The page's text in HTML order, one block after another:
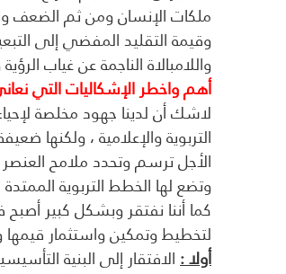
ملكات الإنسان ومن ثم الضعف
وقيمة التقليد المفضي إلى
واللامبالاة الناجمة عن غياب
أهم واخطر الإشكاليات التي
لاشك أن لدينا جهود مخلصة
التربوية والإعلامية ، ولكنها
الأجل ترسم وتحدد ملامح
وتضع لها الخطط التربوية
كما أننا نفتقر وبشكل كبير
لتخطيط وتمكين واستثمار قيمها
أولا : الافتقار إلى البنية